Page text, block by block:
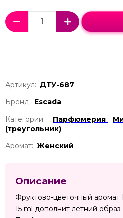
Артикул: ДТУ-687
Бренд: Escada
Категории:
Парфюмерия
(треугольник)
Аромат: Женский
Описание
Фруктово-цветочный аромат
15 ml дополнит летний